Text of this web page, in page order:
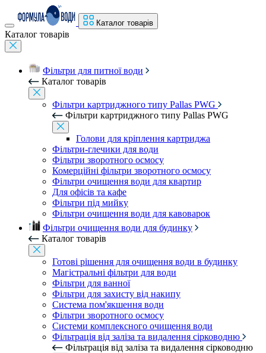
Каталог товарів
Каталог товарів
Фільтри для питної води
Каталог товарів
Фільтри картриджного типу Pallas PWG
Фільтри картриджного типу Pallas PWG
Голови для кріплення картриджа
Фільтри-глечики для води
Фільтри зворотного осмосу
Комерційні фільтри зворотного осмосу
Фільтри очищення води для квартир
Для офісів та кафе
Фільтри під мийку
Фільтри очищення води для кавоварок
Фільтри очищення води для будинку
Каталог товарів
Готові рішення для очищення води в будинку
Магістральні фільтри для води
Фільтри для ванної
Фільтри для захисту від накипу
Система пом'якшення води
Фільтри зворотного осмосу
Системи комплексного очищення води
Фільтрація від заліза та видалення сірководню
Фільтрація від заліза та видалення сірководню